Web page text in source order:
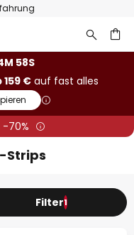
58S
159 €auf fast alles
-70%
Strips
Filter1